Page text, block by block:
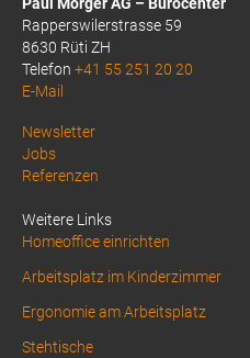
Rapperswilerstrasse 59
8630 Rüti ZH
Telefon +41 55 251 20 20
E-Mail
Above
Footer
Newsletter
Jobs
Referenzen
Weitere Links
Homeoffice einrichten
Arbeitsplatz im Kinderzimmer
Ergonomie am Arbeitsplatz
Stehtische